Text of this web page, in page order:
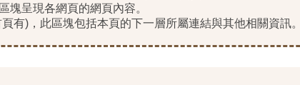
塊呈現各網頁的網頁內容。
有)，此區塊包括本頁的下一層所屬連結與其他相關資訊。